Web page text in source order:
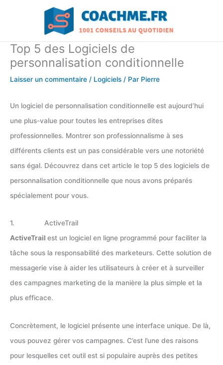
Top 5 des Logiciels de
personnalisation conditionnelle
Laisser un commentaire / Logiciels / Par Pierre
Un logiciel de personnalisation conditionnelle est aujourd’hui
une plus-value pour toutes les entreprises dites
professionnelles. Montrer son professionnalisme à ses
différents clients est un pas considérable vers une notoriété
sans égal. Découvrez dans cet article le top 5 des logiciels de
personnalisation conditionnelle que nous avons préparés
spécialement pour vous.
1. ActiveTrail
ActiveTrail est un logiciel en ligne programmé pour faciliter la
tâche sous la responsabilité des marketeurs. Cette solution de
messagerie vise à aider les utilisateurs à créer et à surveiller
des campagnes marketing de la manière la plus simple et la
plus efficace.
Concrètement, le logiciel présente une interface unique. De là,
vous pouvez gérer vos campagnes. C’est l’une des raisons
pour lesquelles cet outil est si populaire auprès des petites